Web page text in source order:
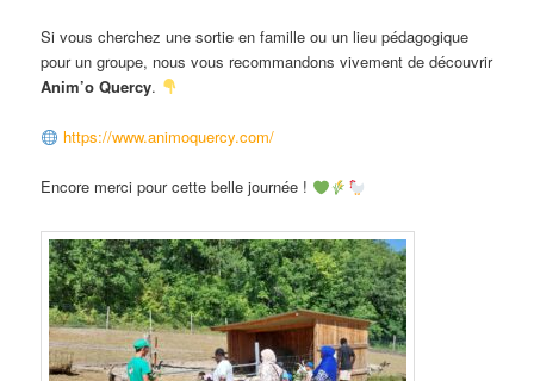
Si vous cherchez une sortie en famille ou un lieu pédagogique
pour un groupe, nous vous recommandons vivement de découvrir
Anim’o Quercy.
https://www.animoquercy.com/
Encore merci pour cette belle journée !